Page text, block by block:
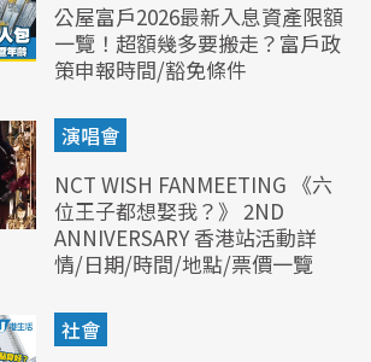
公屋富戶2026最新入息資產限額
一覽！超額幾多要搬走？富戶政
策申報時間/豁免條件
演唱會
NCT WISH FANMEETING 《六
位王子都想娶我？》 2ND
ANNIVERSARY 香港站活動詳
情/日期/時間/地點/票價一覽
社會